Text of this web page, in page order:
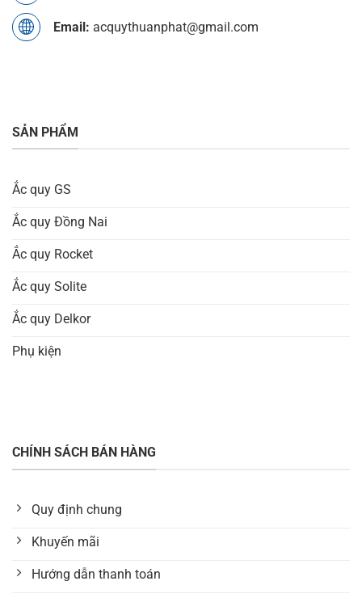
Email: acquythuanphat@gmail.com
SẢN PHẨM
Ắc quy GS
Ắc quy Đồng Nai
Ắc quy Rocket
Ắc quy Solite
Ắc quy Delkor
Phụ kiện
CHÍNH SÁCH BÁN HÀNG
Quy định chung
Khuyến mãi
Hướng dẫn thanh toán